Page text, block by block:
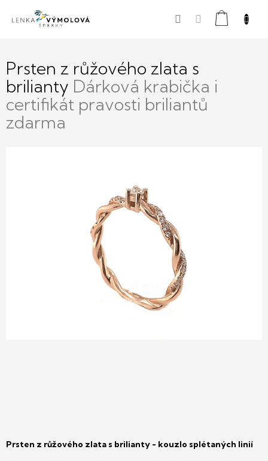
Nákupní
Prsten z růžového zlata s
brilianty Dárková krabička i
certifikát pravosti briliantů
zdarma
Prsten z růžového zlata s brilianty - kouzlo splétaných linií